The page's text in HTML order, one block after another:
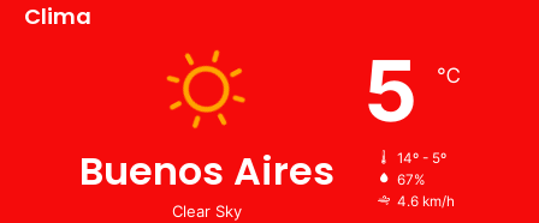
Clima
Buenos Aires
Clear Sky
5 ℃
14º - 5º
67%
4.6 km/h